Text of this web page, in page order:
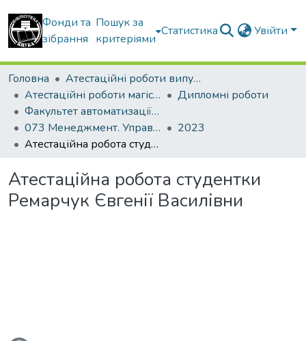
Фонди та
зібрання
Пошук за
критеріями
Статистика Увійти
Головна
Атестаційні роботи випускників
Атестаційні роботи магістрів
Дипломні роботи
Факультет автоматизації і інформаційних технологій
073 Менеджмент. Управління проектами
2023
Атестаційна робота студентки Ремарчук Євгенії Василівни
Атестаційна робота студентки
Ремарчук Євгенії Василівни